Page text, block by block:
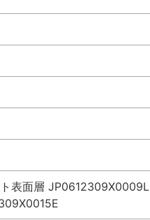
表面層 JP0612309X0009L